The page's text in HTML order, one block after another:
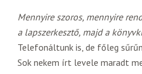
Mennyire szoros, mennyire
a lapszerkesztő, majd a
Telefonáltunk is, de főleg
Sok nekem írt levele maradt